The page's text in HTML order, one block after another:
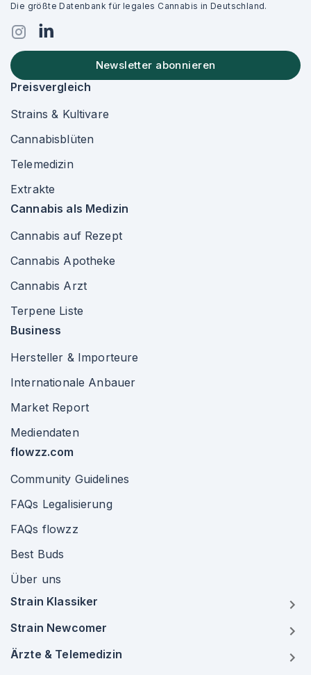
Die größte Datenbank für legales Cannabis in Deutschland.
Newsletter abonnieren
Preisvergleich
Strains & Kultivare
Cannabisblüten
Telemedizin
Extrakte
Cannabis als Medizin
Cannabis auf Rezept
Cannabis Apotheke
Cannabis Arzt
Terpene Liste
Business
Hersteller & Importeure
Internationale Anbauer
Market Report
Mediendaten
flowzz.com
Community Guidelines
FAQs Legalisierung
FAQs flowzz
Best Buds
Über uns
Strain Klassiker
Strain Newcomer
Ärzte & Telemedizin